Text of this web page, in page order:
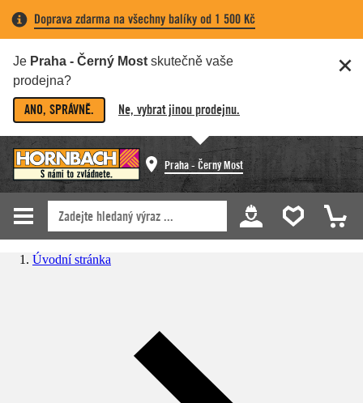
Doprava zdarma na všechny balíky od 1 500 Kč
Je Praha - Černý Most skutečně vaše
prodejna?
ANO, SPRÁVNĚ. Ne, vybrat jinou prodejnu.
Praha - Černý Most
Úvodní stránka